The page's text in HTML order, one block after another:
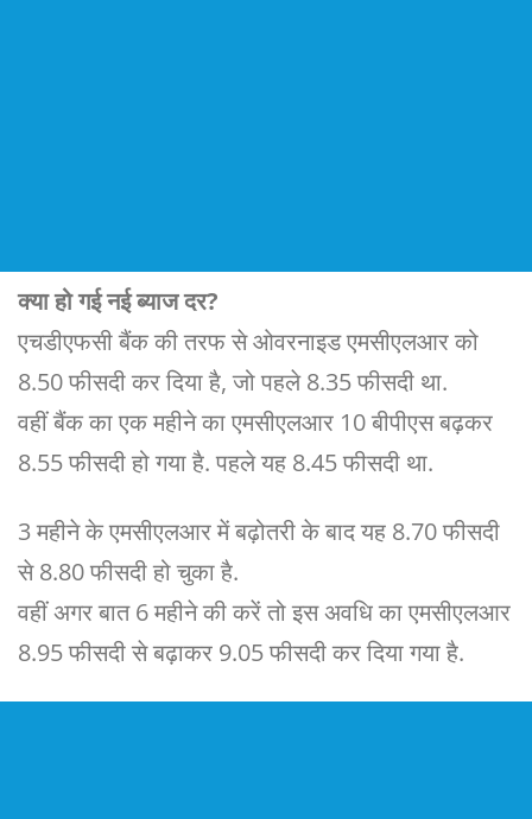
क्या हो गई नई ब्याज दर?
एचडीएफसी बैंक की तरफ से ओवरनाइड एमसीएलआर को
8.50 फीसदी कर दिया है, जो पहले 8.35 फीसदी था.
वहीं बैंक का एक महीने का एमसीएलआर 10 बीपीएस बढ़कर
8.55 फीसदी हो गया है. पहले यह 8.45 फीसदी था.
3 महीने के एमसीएलआर में बढ़ोतरी के बाद यह 8.70 फीसदी
से 8.80 फीसदी हो चुका है.
वहीं अगर बात 6 महीने की करें तो इस अवधि का एमसीएलआर
8.95 फीसदी से बढ़ाकर 9.05 फीसदी कर दिया गया है.